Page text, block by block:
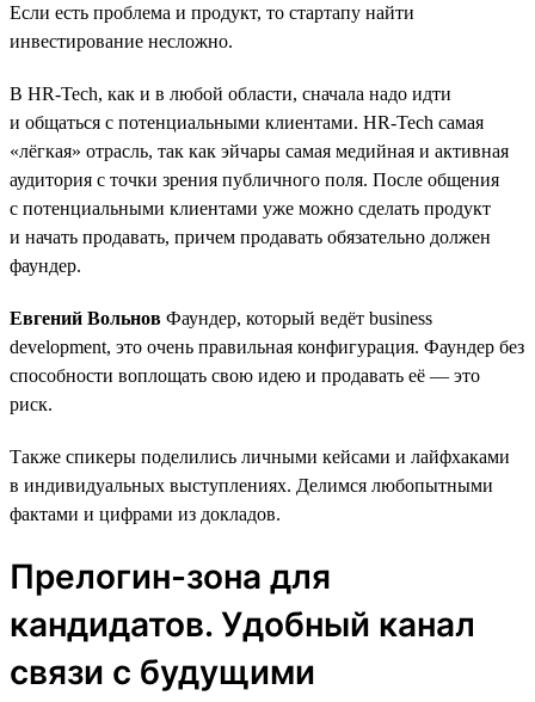
Если есть проблема и продукт, то стартапу найти
инвестирование несложно.
В HR-Tech, как и в любой области, сначала надо идти
и общаться с потенциальными клиентами. HR-Tech самая
«лёгкая» отрасль, так как эйчары самая медийная и активная
аудитория с точки зрения публичного поля. После общения
с потенциальными клиентами уже можно сделать продукт
и начать продавать, причем продавать обязательно должен
фаундер.
Евгений Вольнов Фаундер, который ведёт business
development, это очень правильная конфигурация. Фаундер без
способности воплощать свою идею и продавать её — это
риск.
Также спикеры поделились личными кейсами и лайфхаками
в индивидуальных выступлениях. Делимся любопытными
фактами и цифрами из докладов.
Прелогин-зона для
кандидатов. Удобный канал
связи с будущими